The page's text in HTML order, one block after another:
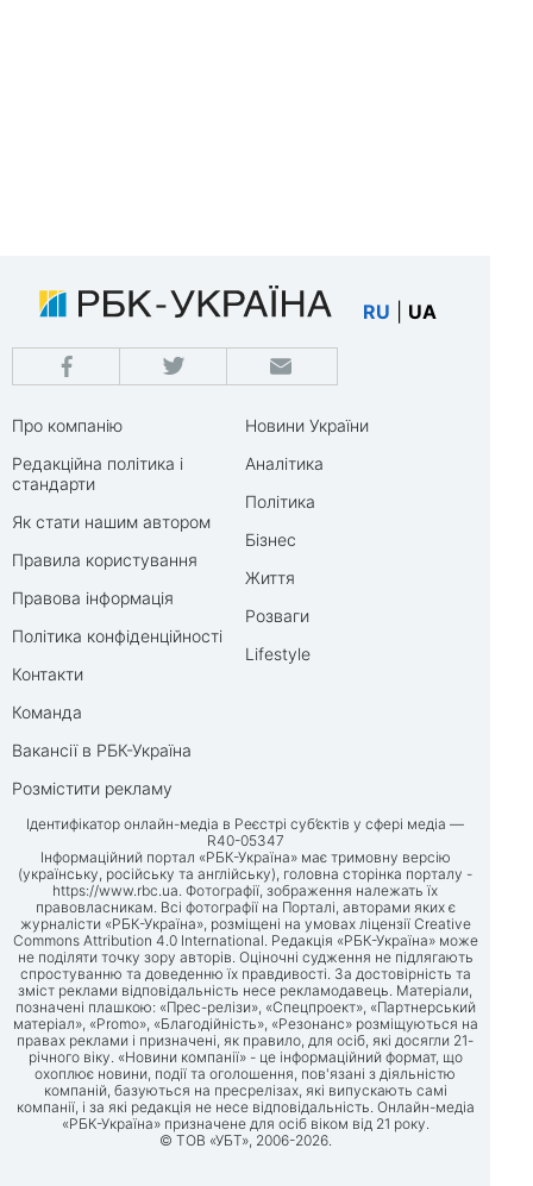
RU UA
Про компанію
Редакційна політика і
стандарти
Як стати нашим автором
Правила користування
Правова інформація
Політика конфіденційності
Контакти
Команда
Вакансії в РБК-Україна
Розмістити рекламу
Новини України
Аналітика
Політика
Бізнес
Життя
Розваги
Lifestyle
Ідентифікатор онлайн-медіа в Реєстрі суб’єктів у сфері медіа —
R40-05347
Інформаційний портал «РБК-Україна» має тримовну версію
(українську, російську та англійську), головна сторінка порталу -
https://www.rbc.ua. Фотографії, зображення належать їх
правовласникам. Всі фотографії на Порталі, авторами яких є
журналісти «РБК-Україна», розміщені на умовах ліцензії Creative
Commons Attribution 4.0 International. Редакція «РБК-Україна» може
не поділяти точку зору авторів. Оціночні судження не підлягають
спростуванню та доведенню їх правдивості. За достовірність та
зміст реклами відповідальність несе рекламодавець. Матеріали,
позначені плашкою: «Прес-релізи», «Спецпроект», «Партнерський
матеріал», «Promo», «Благодійність», «Резонанс» розміщуються на
правах реклами і призначені, як правило, для осіб, які досягли 21-
річного віку. «Новини компанії» - це інформаційний формат, що
охоплює новини, події та оголошення, пов'язані з діяльністю
компаній, базуються на пресрелізах, які випускають самі
компанії, і за які редакція не несе відповідальність. Онлайн-медіа
«РБК-Україна» призначене для осіб віком від 21 року.
© ТОВ «УБТ», 2006-2026.